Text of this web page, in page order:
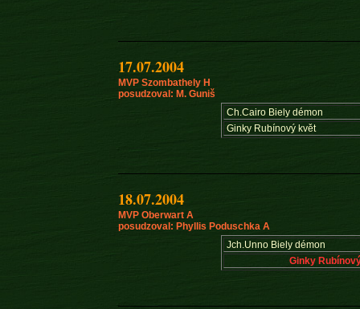
17.07.2004
MVP Szombathely H
posudzoval: M. Guniš
Ch.Cairo Biely démon
Ginky Rubínový květ
18.07.2004
MVP Oberwart A
posudzoval: Phyllis Poduschka A
Jch.Unno Biely démon
Ginky